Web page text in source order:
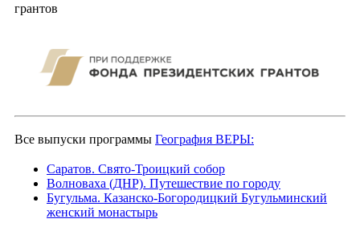
грантов
Все выпуски программы География ВЕРЫ:
Саратов. Свято-Троицкий собор
Волноваха (ДНР). Путешествие по городу
Бугульма. Казанско-Богородицкий Бугульминский
женский монастырь